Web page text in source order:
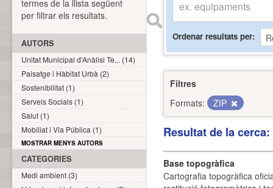
Ordenar resultats per
Filtres
Formats:
ZIP
Resultat de la
Base topogràfica
Cartografia topogràfica
termes de la llista següent
per filtrar els resultats.
AUTORS
Unitat Municipal d'Anàlisi Te... (14)
Paisatge i Hàbitat Urbà (2)
Sostenibilitat (1)
Serveis Socials (1)
Salut (1)
Mobiliat i Via Pública (1)
MOSTRAR MENYS AUTORS
CATEGORIES
Medi ambient (3)